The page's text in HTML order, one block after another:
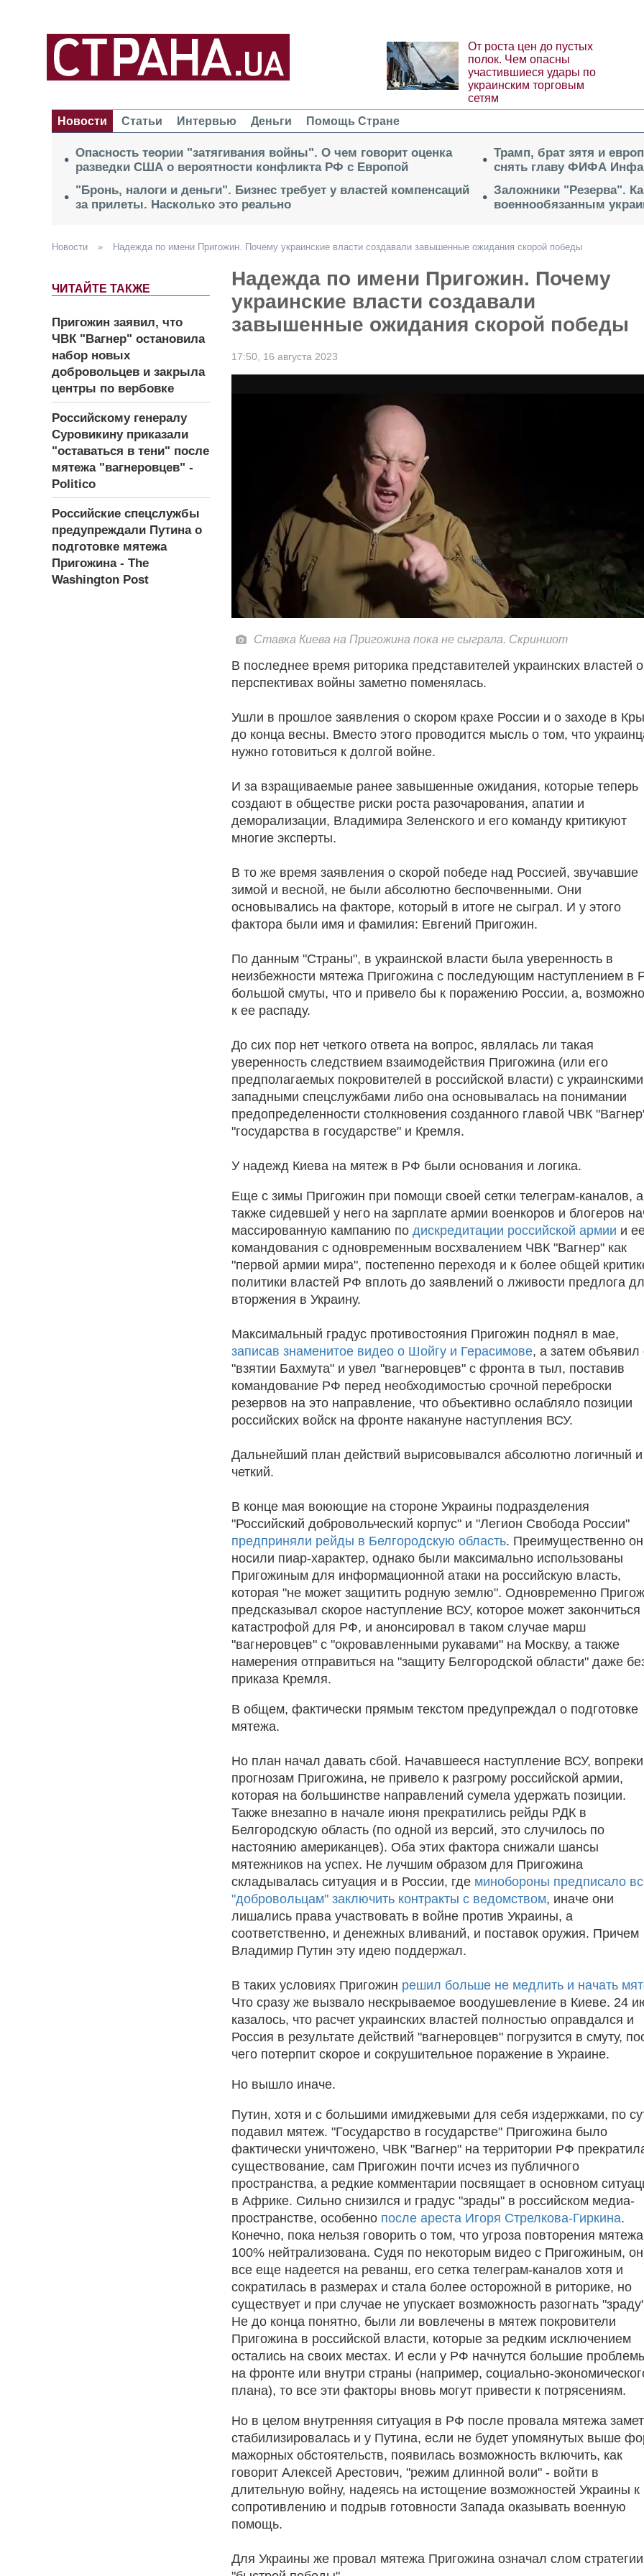
От роста цен до пустых
полок. Чем опасны
участившиеся удары по
украинским торговым
сетям
Новости
Статьи Интервью Деньги Помощь Стране
Опасность теории "затягивания войны". О чем говорит оценка
разведки США о вероятности конфликта РФ с Европой
"Бронь, налоги и деньги". Бизнес требует у властей компенсаций
за прилеты. Насколько это реально
Трамп, брат зятя и
снять главу ФИФА
Заложники "Резерва".
военнообязанным
Новости » Надежда по имени Пригожин. Почему украинские власти создавали завышенные ожидания скорой победы
ЧИТАЙТЕ ТАКЖЕ
Пригожин заявил, что
ЧВК "Вагнер" остановила
набор новых
добровольцев и закрыла
центры по вербовке
Российскому генералу
Суровикину приказали
"оставаться в тени" после
мятежа "вагнеровцев" -
Politico
Российские спецслужбы
предупреждали Путина о
подготовке мятежа
Пригожина - The
Washington Post
Надежда по имени Пригожин. Почему
украинские власти создавали
завышенные ожидания скорой победы
17:50, 16 августа 2023
Ставка Киева на Пригожина пока не сыграла. Скриншот
В последнее время риторика представителей украинских властей о
перспективах войны заметно поменялась.
Ушли в прошлое заявления о скором крахе России и о заходе в
до конца весны. Вместо этого проводится мысль о том, что
нужно готовиться к долгой войне.
И за взращиваемые ранее завышенные ожидания, которые теперь
создают в обществе риски роста разочарования, апатии и
деморализации, Владимира Зеленского и его команду критикуют
многие эксперты.
В то же время заявления о скорой победе над Россией, звучавшие
зимой и весной, не были абсолютно беспочвенными. Они
основывались на факторе, который в итоге не сыграл. И у этого
фактора были имя и фамилия: Евгений Пригожин.
По данным "Страны", в украинской власти была уверенность в
неизбежности мятежа Пригожина с последующим наступлением в
большой смуты, что и привело бы к поражению России, а,
к ее распаду.
До сих пор нет четкого ответа на вопрос, являлась ли такая
уверенность следствием взаимодействия Пригожина (или его
предполагаемых покровителей в российской власти) с
западными спецслужбами либо она основывалась на понимании
предопределенности столкновения созданного главой ЧВК
"государства в государстве" и Кремля.
У надежд Киева на мятеж в РФ были основания и логика.
Еще с зимы Пригожин при помощи своей сетки телеграм-каналов, а
также сидевшей у него на зарплате армии военкоров и блогеров
массированную кампанию по дискредитации российской армии и
командования с одновременным восхвалением ЧВК "Вагнер" как
"первой армии мира", постепенно переходя и к более общей
политики властей РФ вплоть до заявлений о лживости предлога
вторжения в Украину.
Максимальный градус противостояния Пригожин поднял в мае,
записав знаменитое видео о Шойгу и Герасимове, а затем объявил
"взятии Бахмута" и увел "вагнеровцев" с фронта в тыл, поставив
командование РФ перед необходимостью срочной переброски
резервов на это направление, что объективно ослабляло позиции
российских войск на фронте накануне наступления ВСУ.
Дальнейший план действий вырисовывался абсолютно логичный и
четкий.
В конце мая воюющие на стороне Украины подразделения
"Российский добровольческий корпус" и "Легион Свобода России"
предприняли рейды в Белгородскую область. Преимущественно
носили пиар-характер, однако были максимально использованы
Пригожиным для информационной атаки на российскую власть,
которая "не может защитить родную землю". Одновременно
предсказывал скорое наступление ВСУ, которое может закончиться
катастрофой для РФ, и анонсировал в таком случае марш
"вагнеровцев" с "окровавленными рукавами" на Москву, а также
намерения отправиться на "защиту Белгородской области" даже
приказа Кремля.
В общем, фактически прямым текстом предупреждал о подготовке
мятежа.
Но план начал давать сбой. Начавшееся наступление ВСУ, вопреки
прогнозам Пригожина, не привело к разгрому российской армии,
которая на большинстве направлений сумела удержать позиции.
Также внезапно в начале июня прекратились рейды РДК в
Белгородскую область (по одной из версий, это случилось по
настоянию американцев). Оба этих фактора снижали шансы
мятежников на успех. Не лучшим образом для Пригожина
складывалась ситуация и в России, где минобороны предписало
"добровольцам" заключить контракты с ведомством, иначе они
лишались права участвовать в войне против Украины, а
соответственно, и денежных вливаний, и поставок оружия. Причем
Владимир Путин эту идею поддержал.
В таких условиях Пригожин решил больше не медлить и начать
Что сразу же вызвало нескрываемое воодушевление в Киеве. 24
казалось, что расчет украинских властей полностью оправдался и
Россия в результате действий "вагнеровцев" погрузится в смуту,
чего потерпит скорое и сокрушительное поражение в Украине.
Но вышло иначе.
Путин, хотя и с большими имиджевыми для себя издержками, по
подавил мятеж. "Государство в государстве" Пригожина было
фактически уничтожено, ЧВК "Вагнер" на территории РФ
существование, сам Пригожин почти исчез из публичного
пространства, а редкие комментарии посвящает в основном
в Африке. Сильно снизился и градус "зрады" в российском медиа-
пространстве, особенно после ареста Игоря Стрелкова-Гиркина.
Конечно, пока нельзя говорить о том, что угроза повторения
100% нейтрализована. Судя по некоторым видео с Пригожиным, он
все еще надеется на реванш, его сетка телеграм-каналов хотя и
сократилась в размерах и стала более осторожной в риторике, но
существует и при случае не упускает возможность разогнать
Не до конца понятно, были ли вовлечены в мятеж покровители
Пригожина в российской власти, которые за редким исключением
остались на своих местах. И если у РФ начнутся большие
на фронте или внутри страны (например, социально-
плана), то все эти факторы вновь могут привести к потрясениям.
Но в целом внутренняя ситуация в РФ после провала мятежа
стабилизировалась и у Путина, если не будет упомянутых выше
мажорных обстоятельств, появилась возможность включить, как
говорит Алексей Арестович, "режим длинной воли" - войти в
длительную войну, надеясь на истощение возможностей Украины к
сопротивлению и подрыв готовности Запада оказывать военную
помощь.
Для Украины же провал мятежа Пригожина означал слом стратегии